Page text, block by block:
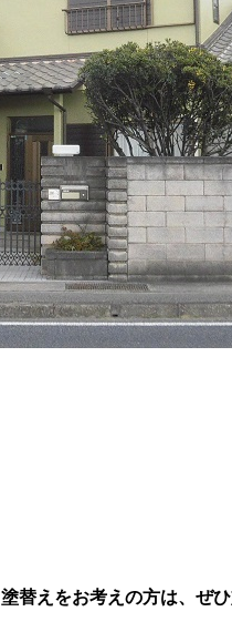
塗替えをお考えの方は、ぜ